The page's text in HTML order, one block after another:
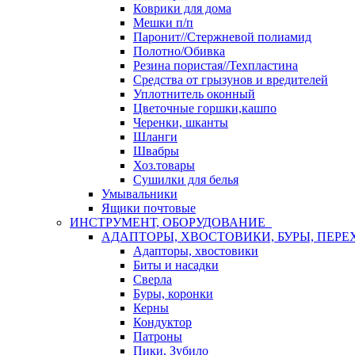
Коврики для дома
Мешки п/п
Паронит//Стержневой полиамид
Полотно/Обивка
Резина пористая//Техпластина
Средства от грызунов и вредителей
Уплотнитель оконный
Цветочные горшки,кашпо
Черенки, шканты
Шланги
Швабры
Хоз.товары
Сушилки для белья
Умывальники
Ящики почтовые
ИНСТРУМЕНТ, ОБОРУДОВАНИЕ
АДАПТОРЫ, ХВОСТОВИКИ, БУРЫ,
Адапторы, хвостовики
Биты и насадки
Сверла
Буры, коронки
Керны
Кондуктор
Патроны
Пики, Зубило